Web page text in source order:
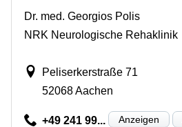
Dr. med. Georgios Polis
NRK Neurologische Rehaklinik
Peliserkerstraße 71
52068 Aachen
+49 241 99... Anzeigen